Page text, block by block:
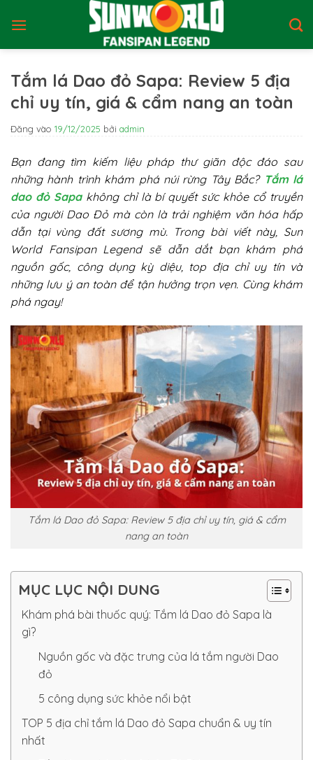
qua
Tắm lá Dao đỏ Sapa: Review 5 địa
chỉ uy tín, giá & cẩm nang an toàn
Đăng vào 19/12/2025 bởi admin
Bạn đang tìm kiếm liệu pháp thư giãn độc đáo sau
những hành trình khám phá núi rừng Tây Bắc? Tắm lá
dao đỏ Sapakhông chỉ là bí quyết sức khỏe cổ truyền
của người Dao Đỏ mà còn là trải nghiệm văn hóa hấp
dẫn tại vùng đất sương mù. Trong bài viết này, Sun
World Fansipan Legend sẽ dẫn dắt bạn khám phá
nguồn gốc, công dụng kỳ diệu, top địa chỉ uy tín và
những lưu ý an toàn để tận hưởng trọn vẹn. Cùng khám
phá ngay!
Tắm lá Dao đỏ Sapa: Review 5 địa chỉ uy tín, giá & cẩm
nang an toàn
MỤC LỤC NỘI DUNG
Khám phá bài thuốc quý: Tắm lá Dao đỏ Sapa là
gì?
Nguồn gốc và đặc trưng của lá tắm người Dao
đỏ
5 công dụng sức khỏe nổi bật
TOP 5 địa chỉ tắm lá Dao đỏ Sapa chuẩn & uy tín
nhất